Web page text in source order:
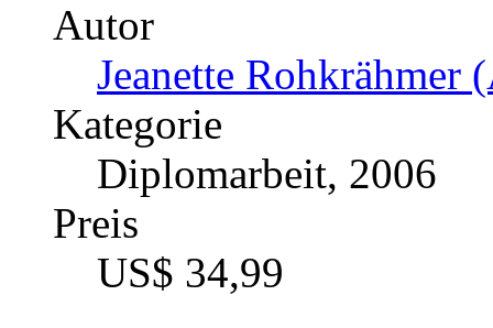
Autor
Jeanette Rohkrähmer
Kategorie
Diplomarbeit, 2006
Preis
US$ 34,99